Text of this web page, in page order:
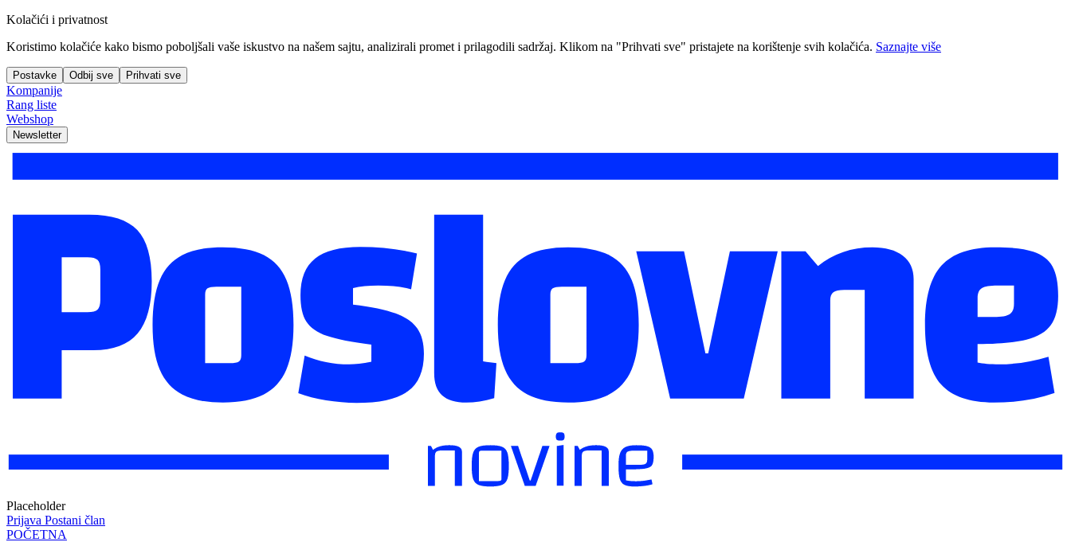
Kolačići i privatnost
Koristimo kolačiće kako bismo poboljšali vaše iskustvo na našem sajtu, analizirali promet i prilagodili sadržaj. Klikom na "Prihvati sve" pristajete na korištenje svih kolačića. Saznajte više
Postavke Odbij sve Prihvati sve
Kompanije
Rang liste
Webshop
Newsletter
Placeholder
Prijava Postani član
POČETNA